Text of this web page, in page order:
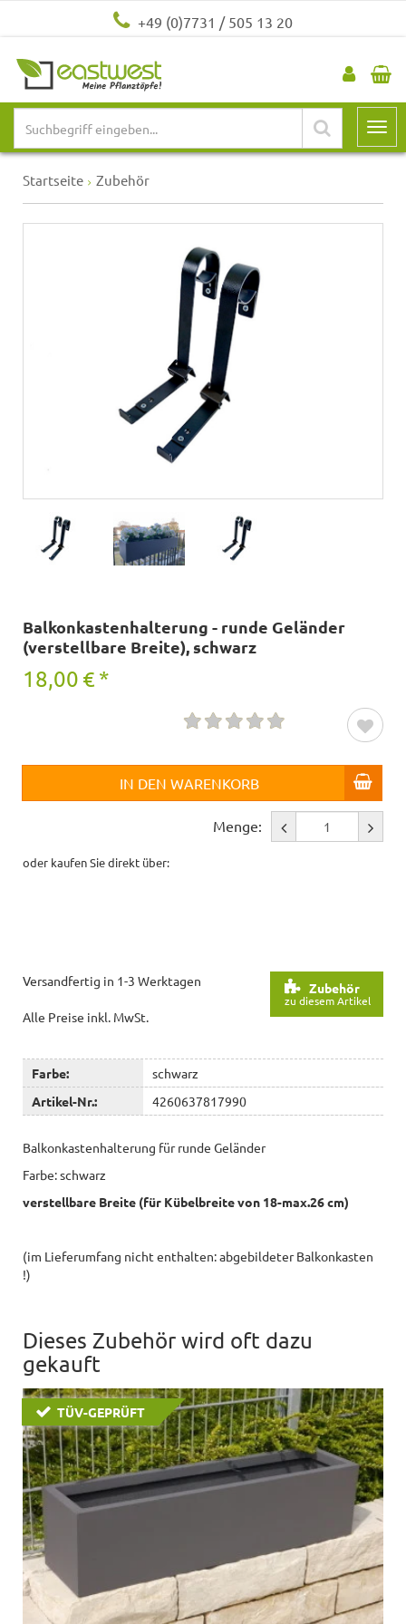
+49 (0)7731 / 505 13 20
Startseite Zubehör
Balkonkastenhalterung - runde Geländer
(verstellbare Breite), schwarz
18,00 € *
IN DEN WARENKORB
Menge:
oder kaufen Sie direkt über:
Zubehör
zu diesem Artikel
Versandfertig in 1-3 Werktagen
Alle Preise inkl. MwSt.
Farbe:
schwarz
Artikel-Nr.:
4260637817990
Balkonkastenhalterung für runde Geländer
Farbe: schwarz
verstellbare Breite (für Kübelbreite von 18-max.26 cm)
(im Lieferumfang nicht enthalten: abgebildeter Balkonkasten
!)
Dieses Zubehör wird oft dazu
gekauft
TÜV-GEPRÜFT